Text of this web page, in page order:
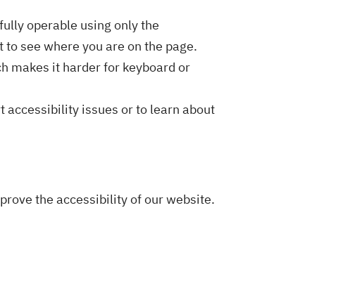
operable using only the
see where you are on the page.
makes it harder for keyboard or
accessibility issues or to learn about
the accessibility of our website.